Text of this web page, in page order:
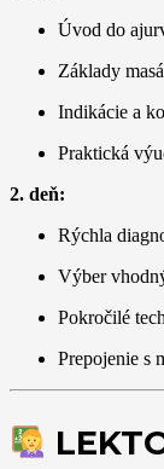
Úvod do
Základy
Indikácie a
Praktická
2. deň:
Rýchla
Výber
Pokročilé
Prepojenie s